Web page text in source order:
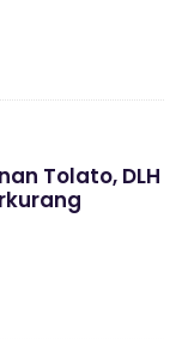
Tolato, DLH